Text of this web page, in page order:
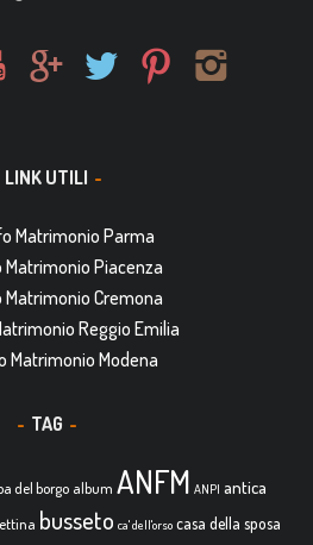
LINK UTILI
Matrimonio Parma
Matrimonio Piacenza
Matrimonio Cremona
Reggio Emilia
Matrimonio Modena
TAG
del borgo album ANFM ANPI antica
busseto ca' dell'orso casa della sposa